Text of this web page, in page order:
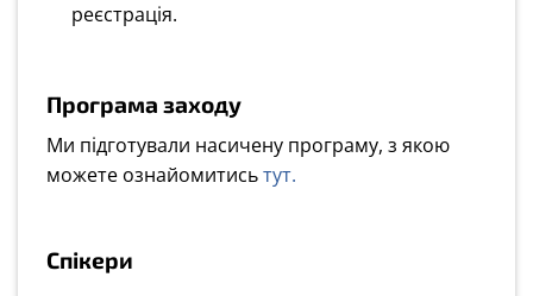
реєстрація.
Програма заходу
Ми підготували насичену програму, з якою
можете ознайомитисьтут.
Спікери